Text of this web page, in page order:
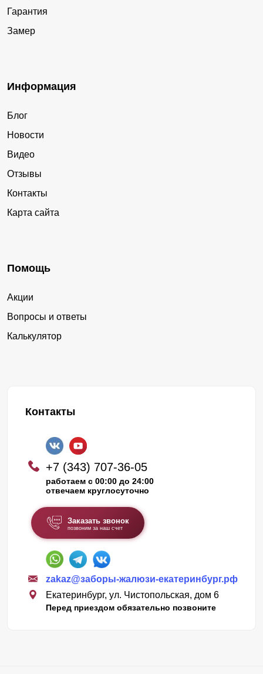
Гарантия
Замер
Информация
Блог
Новости
Видео
Отзывы
Контакты
Карта сайта
Помощь
Акции
Вопросы и ответы
Калькулятор
Контакты
+7 (343) 707-36-05
работаем с 00:00 до 24:00
отвечаем круглосуточно
Заказать звонок
позвоним за наш счет
zakaz@заборы-жалюзи-екатеринбург.рф
Екатеринбург, ул. Чистопольская, дом 6
Перед приездом обязательно позвоните